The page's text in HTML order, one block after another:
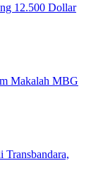
12.500 Dollar
Makalah MBG
Transbandara,